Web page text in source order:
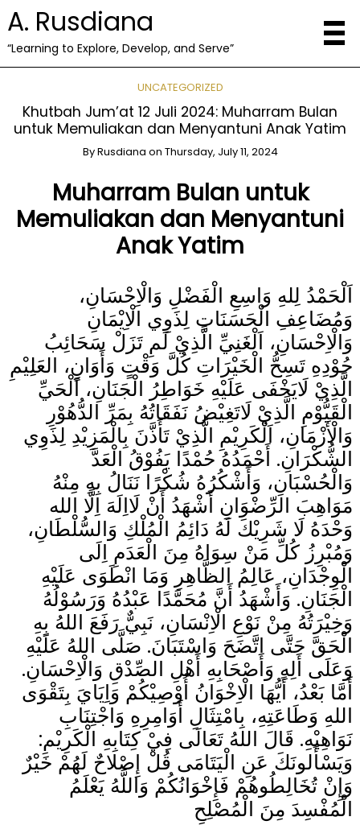
A. Rusdiana
“Learning to Explore, Develop, and Serve”
UNCATEGORIZED
Khutbah Jum’at 12 Juli 2024: Muharram Bulan
untuk Memuliakan dan Menyantuni Anak Yatim
ByRusdiana on Thursday, July 11, 2024
Muharram Bulan untuk
Memuliakan dan Menyantuni
Anak Yatim
اَلْحَمْدُ لِلهِ وَاسِعِ الْفَضْلِ وَالْاِحْسَانِ،
وَمُضَاعِفِ الْحَسَنَاتِ لِذَوِي الْاِيْمَانِ
وَالْاِحْسَانِ، اَلْغَنِيِّ الَّذِيْ لَمِ تَزَلْ سَحَائِبُ
جُوْدِهِ تَسِحُّ الْخَيْرَاتِ كُلَّ وَقْتٍ وَأَوَانٍ، العَلِيْمِ
الَّذِيْ لَايَخْفَى عَلَيْهِ خَوَاطِرُ الْجَنَانِ، اَلْحَيِّ
الْقَيُّوْمِ الَّذِيْ لَاتَغِيْضُ نَفَقَاتُهُ بِمَرِّ الدُّهُوْرِ
وَالْأَزْمَانِ، اَلْكَرِيْمِ الَّذِيْ تَأَذَّنَ بِالْمَزِيْدِ لِذَوِي
الشُّكْرَانِ. أَحْمَدُهُ حُمْدًا يَفُوْقُ الْعَدَّ
وَالْحُسْبَانِ، وَأَشْكُرُهُ شُكْرًا نَنَالُ بِهِ مِنْهُ
مَوَاهِبَ الرِّضْوَانِ أَشْهَدُ أَنْ لَااِلَهَ اِلَّا الله
وَحْدَهُ لَا شَرِيْكَ لَهُ دَائِمُ الْمُلْكِ وَالسُّلْطَانِ،
وَمُبْرِزُ كُلِّ مَنْ سِوَاهُ مِنَ الْعَدَمِ اِلَى
الْوِجْدَانِ، عَالِمُ الظَّاهِرِ وَمَا انْطَوَى عَلَيْهِ
الْجَنَانِ. وَأَشْهَدُ أَنَّ مُحَمَّدًا عَبْدُهُ وَرَسُوْلُهُ
وَخِيْرَتُهُ مِنْ نَوْعِ الْاِنْسَانِ، نَبِيٌّ رَفَعَ اللهُ بِهِ
الْحَقَّ حَتَّى اتَّضَحَ وَاسْتَبَانَ. صَلَّى اللهُ عَلَيْهِ
وَعَلَى أَلِهِ وَأَصْحَابِهِ أَهْلِ الصِّدْقِ وَالْاِحْسَانِ.
أَمَّا بَعْدُ، أَيُّهَا الْاِخْوَانُ أُوْصِيْكُمْ وَاِيَايَ بِتَقْوَى
اللهِ وَطَاعَتِهِ، بِامْتِثَالِ أَوَامِرِهِ وَاجْتِنَابِ
نَوَاهِيْهِ. قَالَ اللهُ تَعَالَى فِيْ كِتَابِهِ الْكَرِيْمِ:
وَيَسْأَلونَكَ عَنِ الْيَتَامَى قُلْ إِصْلاحٌ لَهُمْ خَيْرٌ
وَإِنْ تُخَالِطُوهُمْ فَإِخْوَانُكُمْ وَاللَّهُ يَعْلَمُ
الْمُفْسِدَ مِنَ الْمُصْلِحِ